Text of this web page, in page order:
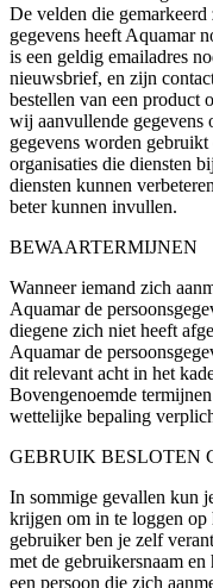
De velden die
gegevens heeft Aquamar
is een geldig emailadres
nieuwsbrief, en zijn
bestellen van een product
wij aanvullende
gegevens worden
organisaties die diensten
diensten kunnen
beter kunnen invullen.
BEWAARTERMIJNEN
Wanneer iemand zich
Aquamar de
diegene zich niet heeft
Aquamar de
dit relevant acht in het
Bovengenoemde
wettelijke bepaling
GEBRUIK BESLOTEN
In sommige gevallen kun
krijgen om in te loggen op
gebruiker ben je zelf
met de gebruikersnaam
een persoon die zich